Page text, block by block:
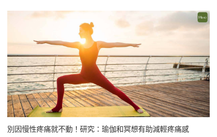
別因慢性疼痛就不動！研究：瑜伽和冥想有助減輕疼痛感